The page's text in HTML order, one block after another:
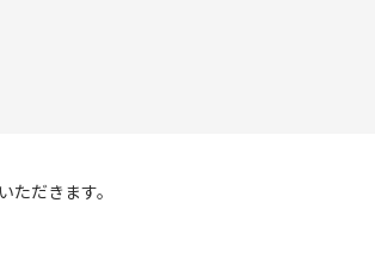
ただきます。